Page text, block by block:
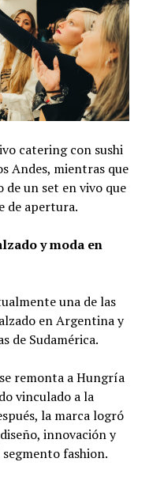
catering con sushi
Andes, mientras que
de un set en vivo que
de apertura.
y moda en
una de las
en Argentina y
de Sudamérica.
remonta a Hungría
vinculado a la
la marca logró
innovación y
fashion.